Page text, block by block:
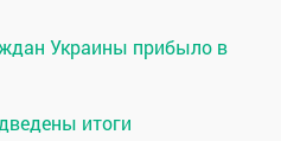
Украины прибыло в
итоги